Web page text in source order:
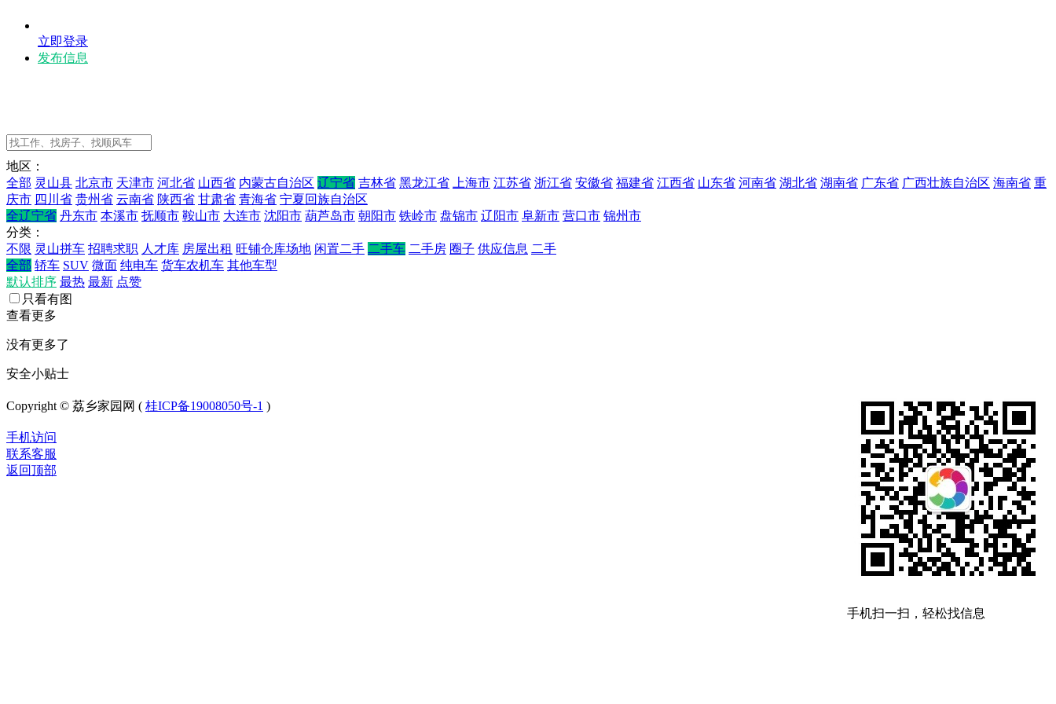
立即登录
发布信息
地区：
全部 灵山县 北京市 天津市 河北省 山西省 内蒙古自治区 辽宁省 吉林省 黑龙江省 上海市 江苏省 浙江省 安徽省 福建省 江西省 山东省 河南省 湖北省 湖南省 广东省 广西壮族自治区 海南省 重
庆市 四川省 贵州省 云南省 陕西省 甘肃省 青海省 宁夏回族自治区
全辽宁省 丹东市 本溪市 抚顺市 鞍山市 大连市 沈阳市 葫芦岛市 朝阳市 铁岭市 盘锦市 辽阳市 阜新市 营口市 锦州市
分类：
不限 灵山拼车 招聘求职 人才库 房屋出租 旺铺仓库场地 闲置二手 二手车 二手房 圈子 供应信息 二手
全部 轿车 SUV 微面 纯电车 货车农机车 其他车型
默认排序 最热 最新 点赞
只看有图
查看更多
没有更多了
安全小贴士
手机扫一扫，轻松找信息
Copyright © 荔乡家园网 ( 桂ICP备19008050号-1 )
手机访问
联系客服
返回顶部